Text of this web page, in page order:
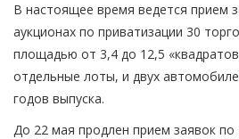
В настоящее время ведется прием
аукционах по приватизации 30
площадью от 3,4 до 12,5
отдельные лоты, и двух
годов выпуска.
До 22 мая продлен прием заявок